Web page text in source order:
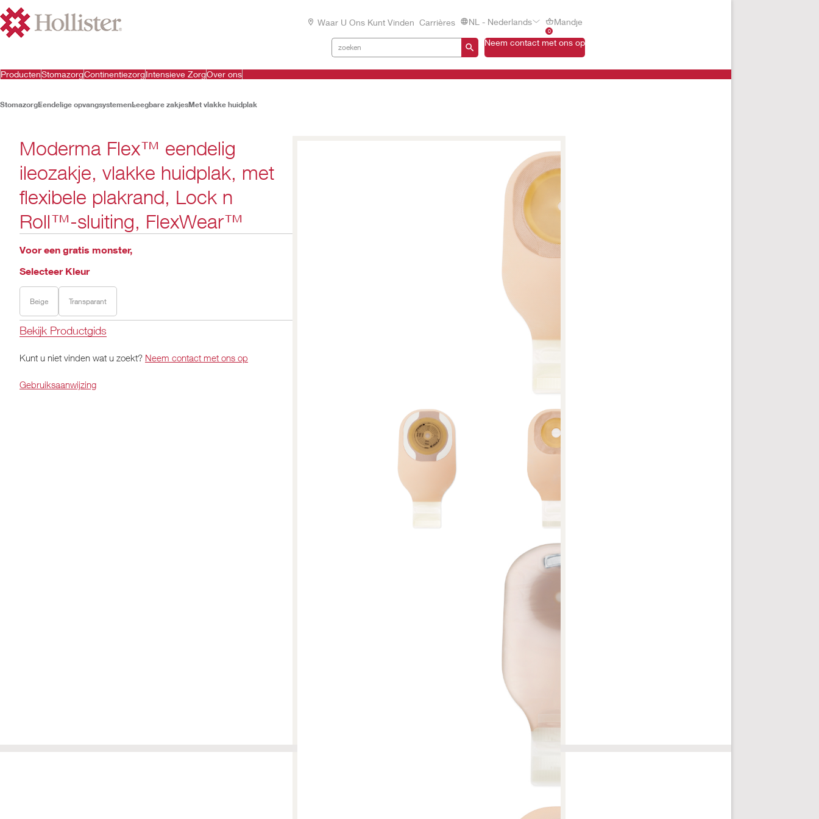
Waar U Ons Kunt Vinden Carrières NL - Nederlands
0
Mandje
Neem contact met ons op
ProductenStomazorgContinentiezorgIntensieve ZorgOver ons
StomazorgEendelige opvangsystemenLeegbare zakjesMet vlakke huidplak
Moderma Flex™ eendelig
ileozakje, vlakke huidplak, met
flexibele plakrand, Lock n
Roll™-sluiting, FlexWear™
Voor een gratis monster,
Selecteer Kleur
Beige Transparant
Bekijk Productgids
Kunt u niet vinden wat u zoekt? Neem contact met ons op
Gebruiksaanwijzing